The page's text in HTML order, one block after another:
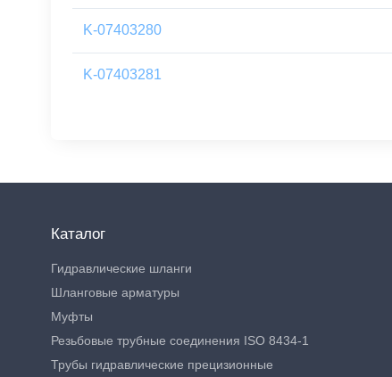
K-07403280
K-07403281
Каталог
Гидравлические шланги
Шланговые арматуры
Муфты
Резьбовые трубные соединения ISO 8434-1
Трубы гидравлические прецизионные